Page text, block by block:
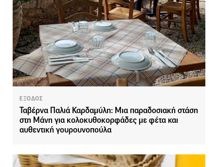
ΕΞΟΔΟΣ
Ταβέρνα Παλιά Καρδαμύλη: Μια παραδοσιακή στάση
στη Μάνη για κολοκυθοκορφάδες με φέτα και
αυθεντική γουρουνοπούλα